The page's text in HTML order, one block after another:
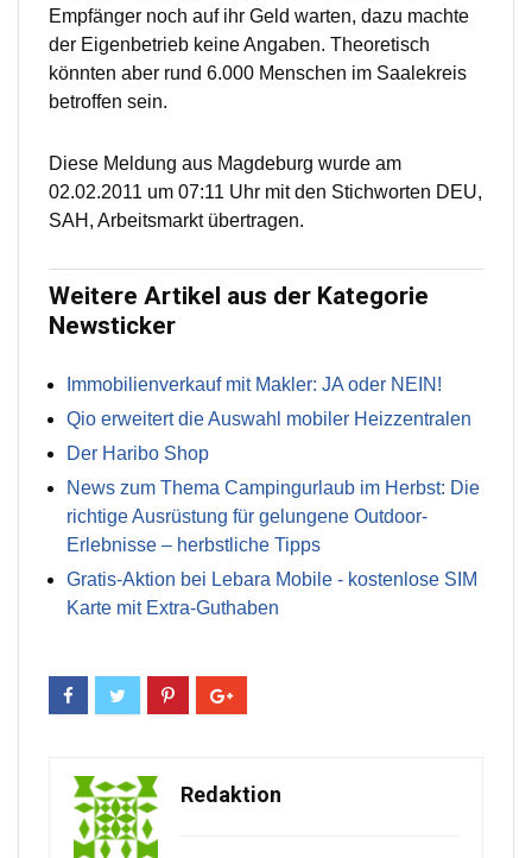
Empfänger noch auf ihr Geld warten, dazu machte
der Eigenbetrieb keine Angaben. Theoretisch
könnten aber rund 6.000 Menschen im Saalekreis
betroffen sein.
Diese Meldung aus Magdeburg wurde am
02.02.2011 um 07:11 Uhr mit den Stichworten DEU,
SAH, Arbeitsmarkt übertragen.
Weitere Artikel aus der Kategorie
Newsticker
Immobilienverkauf mit Makler: JA oder NEIN!
Qio erweitert die Auswahl mobiler Heizzentralen
Der Haribo Shop
News zum Thema Campingurlaub im Herbst: Die
richtige Ausrüstung für gelungene Outdoor-
Erlebnisse – herbstliche Tipps
Gratis-Aktion bei Lebara Mobile - kostenlose SIM
Karte mit Extra-Guthaben
Redaktion